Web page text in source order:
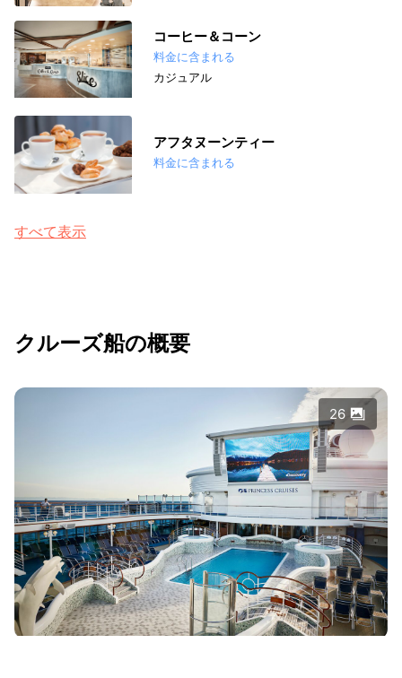
コーヒー＆コーン
料金に含まれる
カジュアル
アフタヌーンティー
料金に含まれる
すべて表示
クルーズ船の概要
26